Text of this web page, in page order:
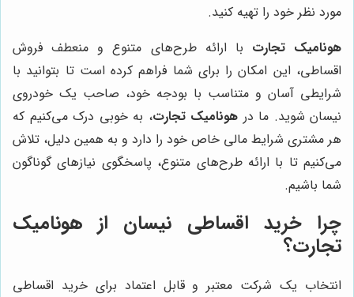
مورد نظر خود را تهیه کنید.
هونامیک تجارت با ارائه طرح‌های متنوع و منعطف فروش
اقساطی، این امکان را برای شما فراهم کرده است تا بتوانید با
شرایطی آسان و متناسب با بودجه خود، صاحب یک خودروی
نیسان شوید. ما در هونامیک تجارت، به خوبی درک می‌کنیم که
هر مشتری شرایط مالی خاص خود را دارد و به همین دلیل، تلاش
می‌کنیم تا با ارائه طرح‌های متنوع، پاسخگوی نیازهای گوناگون
شما باشیم.
چرا خرید اقساطی نیسان از هونامیک
تجارت؟
انتخاب یک شرکت معتبر و قابل اعتماد برای خرید اقساطی